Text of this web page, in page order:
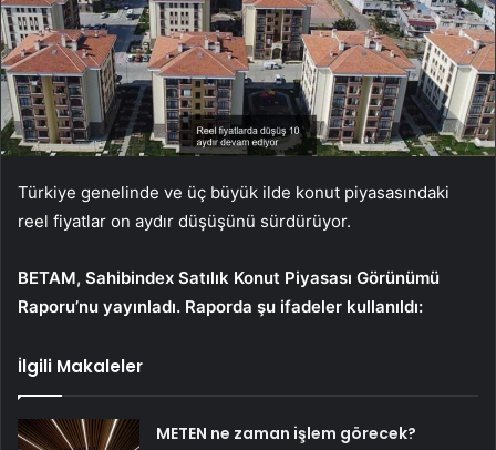
Türkiye genelinde ve üç büyük ilde konut piyasasındaki
reel fiyatlar on aydır düşüşünü sürdürüyor.
BETAM, Sahibindex Satılık Konut Piyasası Görünümü
Raporu’nu yayınladı. Raporda şu ifadeler kullanıldı:
İlgili Makaleler
METEN ne zaman işlem görecek?